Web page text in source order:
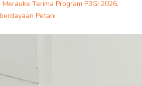
Terima Program P3GI 2026,
Petani